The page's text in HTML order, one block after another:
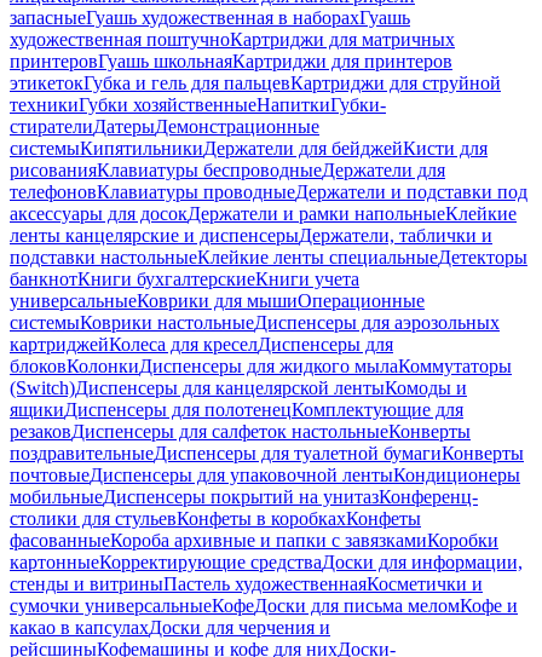
запасныеГуашь художественная в наборахГуашь
художественная поштучноКартриджи для матричных
принтеровГуашь школьнаяКартриджи для принтеров
этикетокГубка и гель для пальцевКартриджи для струйной
техникиГубки хозяйственныеНапиткиГубки-
стирателиДатерыДемонстрационные
системыКипятильникиДержатели для бейджейКисти для
рисованияКлавиатуры беспроводныеДержатели для
телефоновКлавиатуры проводныеДержатели и подставки под
аксессуары для досокДержатели и рамки напольныеКлейкие
ленты канцелярские и диспенсерыДержатели, таблички и
подставки настольныеКлейкие ленты специальныеДетекторы
банкнотКниги бухгалтерскиеКниги учета
универсальныеКоврики для мышиОперационные
системыКоврики настольныеДиспенсеры для аэрозольных
картриджейКолеса для креселДиспенсеры для
блоковКолонкиДиспенсеры для жидкого мылаКоммутаторы
(Switch)Диспенсеры для канцелярской лентыКомоды и
ящикиДиспенсеры для полотенецКомплектующие для
резаковДиспенсеры для салфеток настольныеКонверты
поздравительныеДиспенсеры для туалетной бумагиКонверты
почтовыеДиспенсеры для упаковочной лентыКондиционеры
мобильныеДиспенсеры покрытий на унитазКонференц-
столики для стульевКонфеты в коробкахКонфеты
фасованныеКороба архивные и папки с завязкамиКоробки
картонныеКорректирующие средстваДоски для информации,
стенды и витриныПастель художественнаяКосметички и
сумочки универсальныеКофеДоски для письма меломКофе и
какао в капсулахДоски для черчения и
рейсшиныКофемашины и кофе для нихДоски-